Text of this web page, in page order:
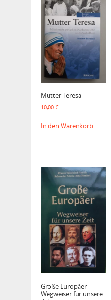
Mutter Teresa
10,00 €
In den Warenkorb
Große Europäer –
Wegweiser für unsere